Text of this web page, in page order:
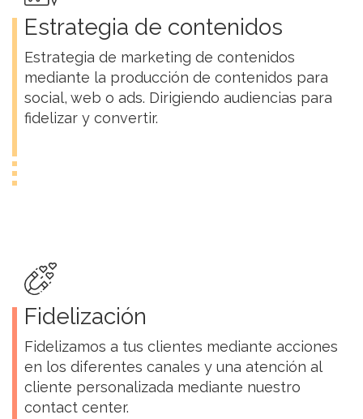
Estrategia de contenidos
Estrategia de marketing de contenidos
mediante la producción de contenidos para
social, web o ads. Dirigiendo audiencias para
fidelizar y convertir.
Fidelización
Fidelizamos a tus clientes mediante acciones
en los diferentes canales y una atención al
cliente personalizada mediante nuestro
contact center.